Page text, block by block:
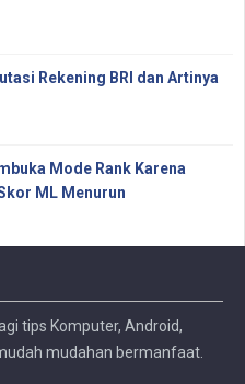
Rekening BRI dan Artinya
Mode Rank Karena
ML Menurun
tips Komputer, Android,
mudahan bermanfaat.